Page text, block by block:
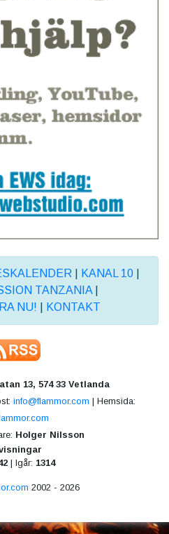
| KANAL 10|
TANZANIA|
NU!
KONTAKT
13, 574 33 Vetlanda
info@flammor.com | Hemsida:
Holger Nilsson
| Igår: 1314
2002 - 2026